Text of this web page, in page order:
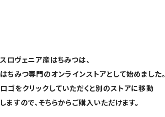
スロヴェニア産はちみつは、
はちみつ専門のオンラインストアとして始めました。
ロゴをクリックしていただくと別のストアに移動
しますので、そちらからご購入いただけます。